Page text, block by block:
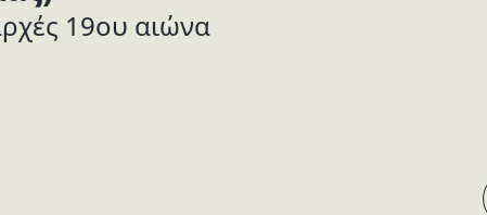
19ου αιώνα